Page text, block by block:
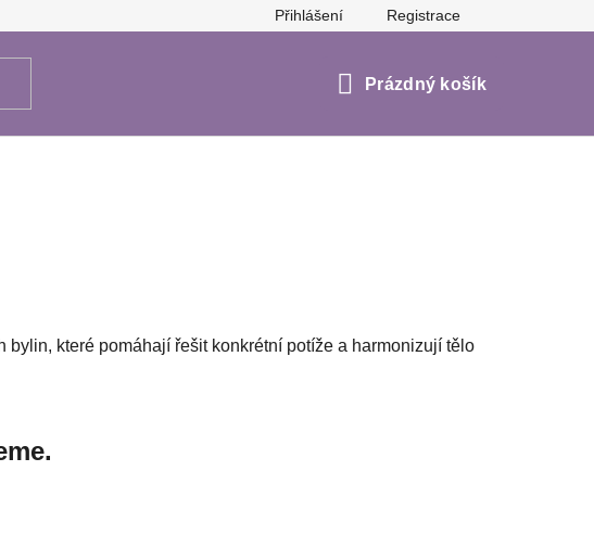
údajů Přihlášení Registrace
Nákupní
Prázdný košík
které pomáhají řešit konkrétní potíže a harmonizují tělo